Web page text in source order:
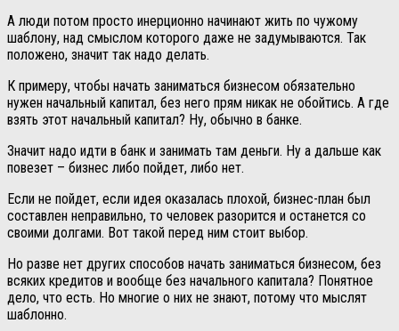
А люди потом просто инерционно начинают жить по чужому
шаблону, над смыслом которого даже не задумываются. Так
положено, значит так надо делать.
К примеру, чтобы начать заниматься бизнесом обязательно
нужен начальный капитал, без него прям никак не обойтись. А где
взять этот начальный капитал? Ну, обычно в банке.
Значит надо идти в банк и занимать там деньги. Ну а дальше как
повезет – бизнес либо пойдет, либо нет.
Если не пойдет, если идея оказалась плохой, бизнес-план был
составлен неправильно, то человек разорится и останется со
своими долгами. Вот такой перед ним стоит выбор.
Но разве нет других способов начать заниматься бизнесом, без
всяких кредитов и вообще без начального капитала? Понятное
дело, что есть. Но многие о них не знают, потому что мыслят
шаблонно.